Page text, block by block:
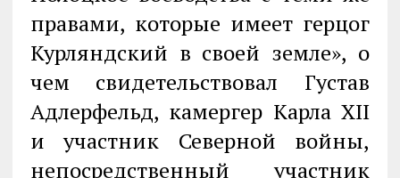
правами, которые имеет герцог
Курляндский в своей земле», о
чем свидетельствовал Густав
Адлерфельд, камергер Карла XII
и участник Северной войны,
непосредственный участник